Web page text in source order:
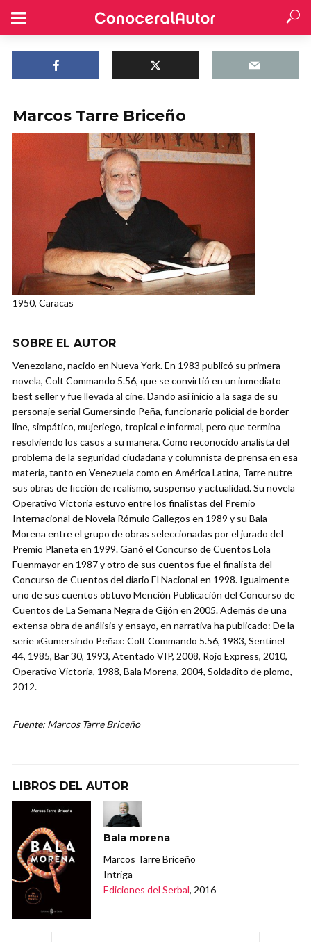
Marcos Tarre Briceño
1950, Caracas
SOBRE EL AUTOR
Venezolano, nacido en Nueva York. En 1983 publicó su primera
novela, Colt Commando 5.56, que se convirtió en un inmediato
best seller y fue llevada al cine. Dando así inicio a la saga de su
personaje serial Gumersindo Peña, funcionario policial de border
line, simpático, mujeriego, tropical e informal, pero que termina
resolviendo los casos a su manera. Como reconocido analista del
problema de la seguridad ciudadana y columnista de prensa en esa
materia, tanto en Venezuela como en América Latina, Tarre nutre
sus obras de ficción de realismo, suspenso y actualidad. Su novela
Operativo Victoria estuvo entre los finalistas del Premio
Internacional de Novela Rómulo Gallegos en 1989 y su Bala
Morena entre el grupo de obras seleccionadas por el jurado del
Premio Planeta en 1999. Ganó el Concurso de Cuentos Lola
Fuenmayor en 1987 y otro de sus cuentos fue el finalista del
Concurso de Cuentos del diario El Nacional en 1998. Igualmente
uno de sus cuentos obtuvo Mención Publicación del Concurso de
Cuentos de La Semana Negra de Gijón en 2005. Además de una
extensa obra de análisis y ensayo, en narrativa ha publicado: De la
serie «Gumersindo Peña»: Colt Commando 5.56, 1983, Sentinel
44, 1985, Bar 30, 1993, Atentado VIP, 2008, Rojo Express, 2010,
Operativo Victoria, 1988, Bala Morena, 2004, Soldadito de plomo,
2012.
Fuente: Marcos Tarre Briceño
LIBROS DEL AUTOR
Bala morena
Marcos Tarre Briceño
Intriga
Ediciones del Serbal, 2016